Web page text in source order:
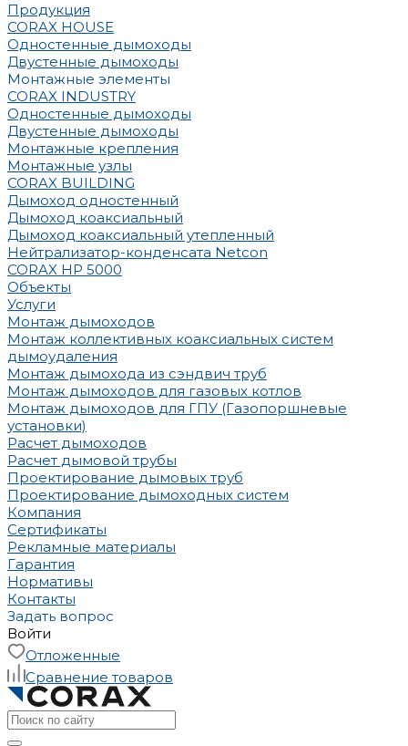
Продукция
CORAX HOUSE
Одностенные дымоходы
Двустенные дымоходы
Монтажные элементы
CORAX INDUSTRY
Одностенные дымоходы
Двустенные дымоходы
Монтажные крепления
Монтажные узлы
CORAX BUILDING
Дымоход одностенный
Дымоход коаксиальный
Дымоход коаксиальный утепленный
Нейтрализатор-конденсата Netcon
CORAX HP 5000
Объекты
Услуги
Монтаж дымоходов
Монтаж коллективных коаксиальных систем
дымоудаления
Монтаж дымохода из сэндвич труб
Монтаж дымоходов для газовых котлов
Монтаж дымоходов для ГПУ (Газопоршневые
установки)
Расчет дымоходов
Расчет дымовой трубы
Проектирование дымовых труб
Проектирование дымоходных систем
Компания
Сертификаты
Рекламные материалы
Гарантия
Нормативы
Контакты
Задать вопрос
Войти
Отложенные
Сравнение товаров